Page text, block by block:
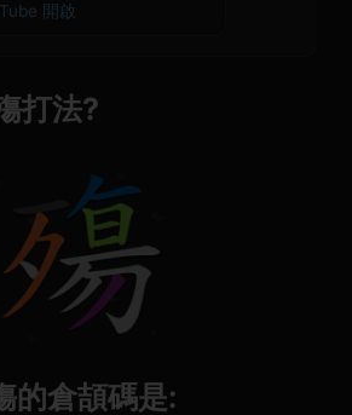
開啟
打法?
的倉頡碼是: